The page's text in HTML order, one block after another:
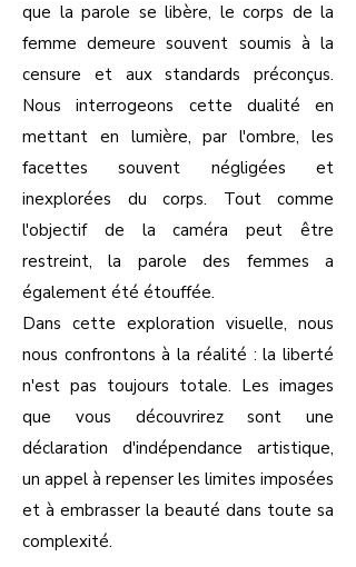
que la parole se libère, le corps de la
femme demeure souvent soumis à la
censure et aux standards préconçus.
Nous interrogeons cette dualité en
mettant en lumière, par l'ombre, les
facettes souvent négligées et
inexplorées du corps. Tout comme
l'objectif de la caméra peut être
restreint, la parole des femmes a
également été étouffée.
Dans cette exploration visuelle, nous
nous confrontons à la réalité : la liberté
n'est pas toujours totale. Les images
que vous découvrirez sont une
déclaration d'indépendance artistique,
un appel à repenser les limites imposées
et à embrasser la beauté dans toute sa
complexité.